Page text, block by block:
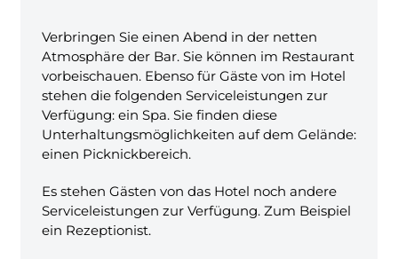
Verbringen Sie einen Abend in der netten
Atmosphäre der Bar. Sie können im Restaurant
vorbeischauen. Ebenso für Gäste von im Hotel
stehen die folgenden Serviceleistungen zur
Verfügung: ein Spa. Sie finden diese
Unterhaltungsmöglichkeiten auf dem Gelände:
einen Picknickbereich.
Es stehen Gästen von das Hotel noch andere
Serviceleistungen zur Verfügung. Zum Beispiel
ein Rezeptionist.